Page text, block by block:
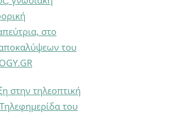
στο
του
στην τηλεοπτική
του